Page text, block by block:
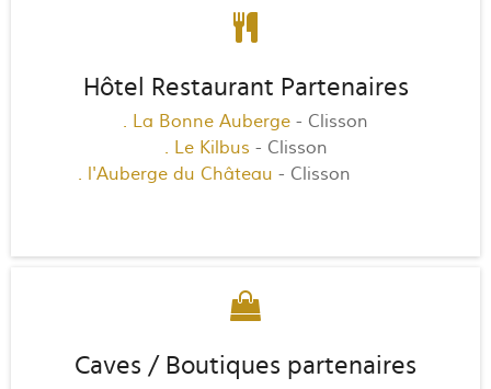
Hôtel Restaurant Partenaires
. La Bonne Auberge - Clisson
. Le Kilbus - Clisson
. l'Auberge du Château - Clisson
Caves / Boutiques partenaires